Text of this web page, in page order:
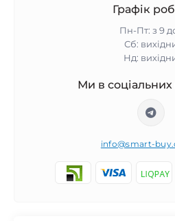
Графік
Пн-Пт: з 9
Сб:
Нд:
Ми в
info@smart-